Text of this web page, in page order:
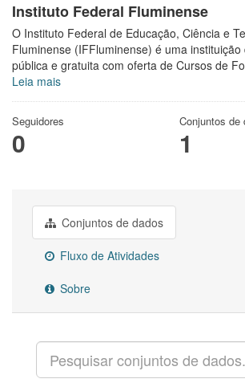
Instituto Federal Fluminense
O Instituto Federal de Educação, Ciência e
Fluminense (IFFluminense) é uma instituição
pública e gratuita com oferta de Cursos de
Leia mais
Seguidores
0
Conjuntos de
1
Conjuntos de dados
Fluxo de Atividades
Sobre